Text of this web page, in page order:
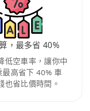
，最多省 40%
低空車率，讓你中
最高省下 40% 車
也省比價時間。